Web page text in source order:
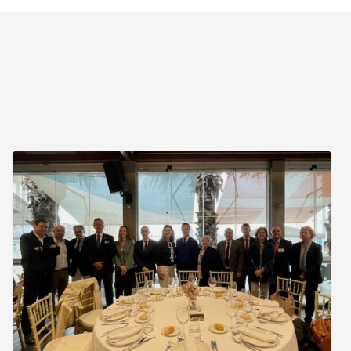
PUERTO
SECO
DI
ANTEQUERA:
PARTNERSHIP
STRATEGICA
CON
L’APPA
E
I
PORTI
DI